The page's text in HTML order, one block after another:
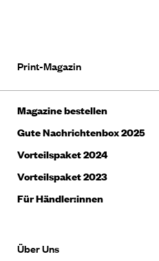
Print-Magazin
Magazine bestellen
Gute Nachrichtenbox 2025
Vorteilspaket 2024
Vorteilspaket 2023
Für Händler:innen
Über Uns